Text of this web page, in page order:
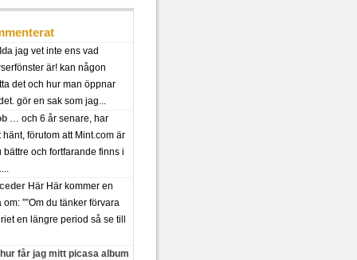
jag vet inte ens vad
är! kan någon
det och hur man öppnar
gör en sak som jag...
… och 6 år senare, har
hänt, förutom att Mint.com är
bättre och fortfarande finns i
Här Här kommer en
om: ””Om du tänker förvara
en längre period så se till
får jag mitt picasa album